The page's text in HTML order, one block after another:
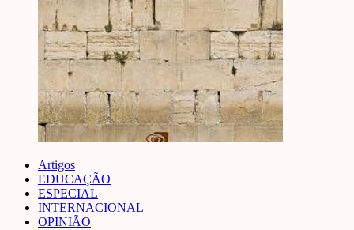
Artigos
EDUCAÇÃO
ESPECIAL
INTERNACIONAL
OPINIÃO